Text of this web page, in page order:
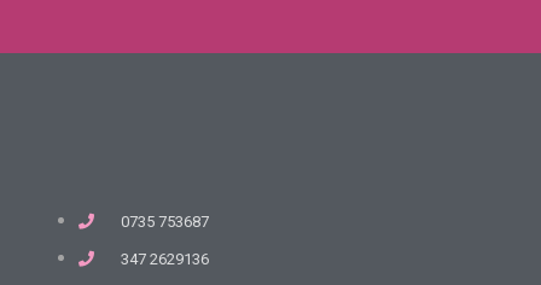
0735 753687
347 2629136